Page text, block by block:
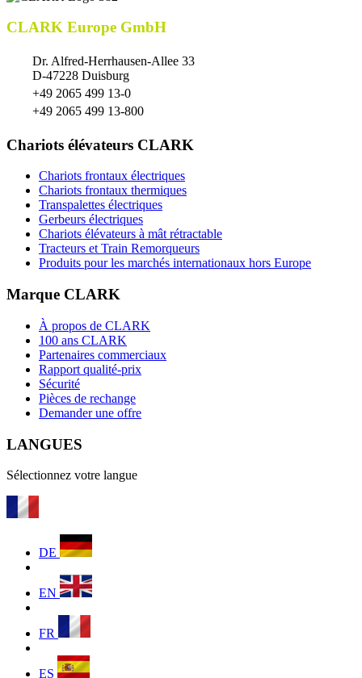
CLARK Europe GmbH
Dr. Alfred-Herrhausen-Allee 33
D-47228 Duisburg
+49 2065 499 13-0
+49 2065 499 13-800
Chariots élévateurs CLARK
Chariots frontaux électriques
Chariots frontaux thermiques
Transpalettes électriques
Gerbeurs électriques
Chariots élévateurs à mât rétractable
Tracteurs et Train Remorqueurs
Produits pour les marchés internationaux hors Europe
Marque CLARK
À propos de CLARK
100 ans CLARK
Partenaires commerciaux
Rapport qualité-prix
Sécurité
Pièces de rechange
Demander une offre
LANGUES
Sélectionnez votre langue
DE
EN
FR
ES